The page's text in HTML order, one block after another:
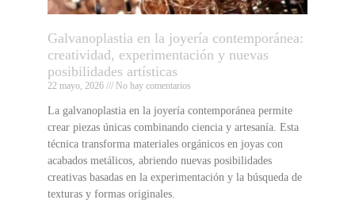
Galvanoplastia en la joyería contemporánea:
creatividad, experimentación y nuevas
posibilidades artísticas
22 mayo, 2026 No hay comentarios
La galvanoplastia en la joyería contemporánea permite
crear piezas únicas combinando ciencia y artesanía. Esta
técnica transforma materiales orgánicos en joyas con
acabados metálicos, abriendo nuevas posibilidades
creativas basadas en la experimentación y la búsqueda de
texturas y formas originales.